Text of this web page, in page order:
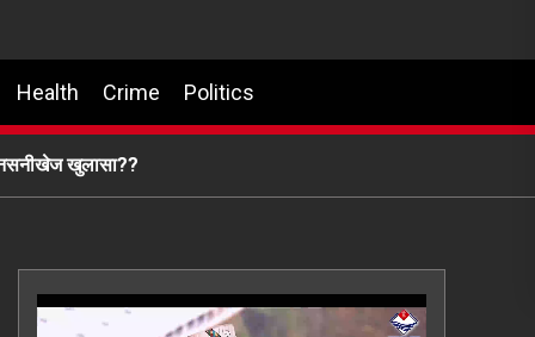
Health Crime Politics
खुलासा??